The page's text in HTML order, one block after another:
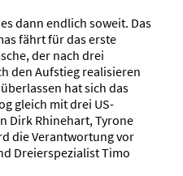
dann endlich soweit. Das
fährt für das erste
der nach drei
den Aufstieg realisieren
hat sich das
gleich mit drei US-
Dirk Rhinehart, Tyrone
die Verantwortung vor
Dreierspezialist Timo